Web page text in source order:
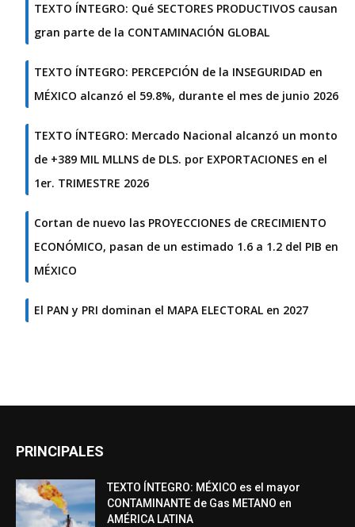
TEXTO ÍNTEGRO: Qué SECTORES PRODUCTIVOS causan
gran parte de la CONTAMINACIÓN GLOBAL
TEXTO ÍNTEGRO: PERCEPCIÓN de la INSEGURIDAD en
MÉXICO alcanzó el 59.8%, durante el mes de junio 2026
TEXTO ÍNTEGRO: Mercado Nacional alcanzó un monto
de +389 MIL MLLNS de DLS. por EXPORTACIONES en el
1er. TRIMESTRE 2026
Cortan de nuevo las PROYECCIONES de CRECIMIENTO
ECONÓMICO, pasan de un estimado 1.6 a 1.2 del PIB en
MÉXICO
El PAN y PRI dominan el MAPA ELECTORAL en 2027
PRINCIPALES
TEXTO ÍNTEGRO: MÉXICO es el mayor
CONTAMINANTE de Gas METANO en
AMÉRICA LATINA